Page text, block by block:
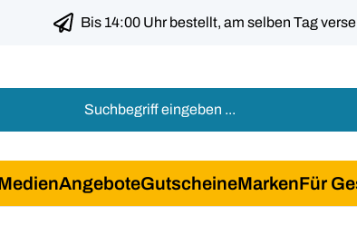
Bis 14:00 Uhr bestellt, am selben Tag
AngeboteGutscheineMarkenFür